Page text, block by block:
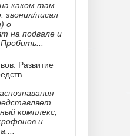
каком там
звонил/писал
о
на подвале и
Развитие
комплекс,
и